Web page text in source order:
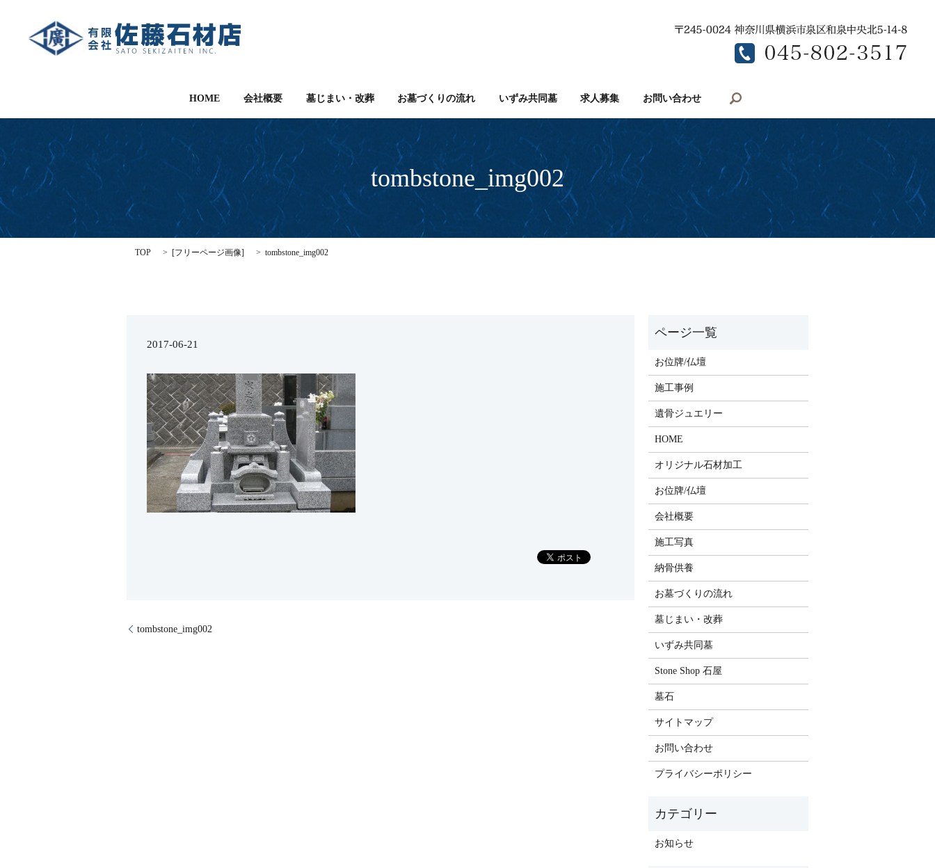
HOME 会社概要 墓じまい・改葬 お墓づくりの流れ いずみ共同墓 求人募集 お問い合わせ
tombstone_img002
TOP [フリーページ画像] tombstone_img002
2017-06-21
tombstone_img002
お位牌/仏壇
施工事例
遺骨ジュエリー
HOME
オリジナル石材加工
お位牌/仏壇
会社概要
施工写真
納骨供養
お墓づくりの流れ
墓じまい・改葬
いずみ共同墓
Stone Shop 石屋
墓石
サイトマップ
お問い合わせ
プライバシーポリシー
お知らせ